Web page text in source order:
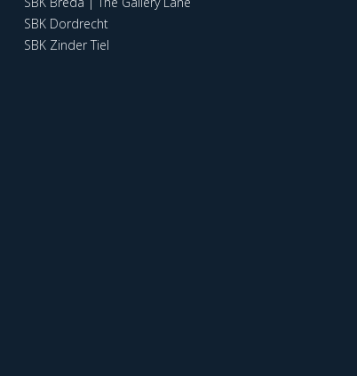
SBK Dordrecht
SBK Zinder Tiel